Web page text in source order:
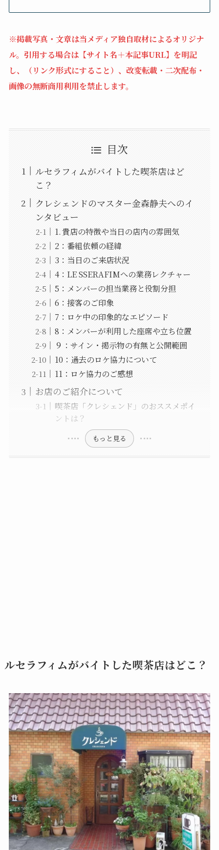
※掲載写真・文章は当メディア独自取材によるオリジナ
ル。引用する場合は【サイト名＋本記事URL】を明記
し、（リンク形式にすること）、改変転載・二次配布・
画像の無断商用利用を禁止します。
目次
ルセラフィムがバイトした喫茶店はど
こ？
クレシェンドのマスター金森静夫へのイ
ンタビュー
1. 貴店の特徴や当日の店内の雰囲気
2：番組依頼の経緯
3：当日のご来店状況
4：LE SSERAFIMへの業務レクチャー
5：メンバーの担当業務と役割分担
6：接客のご印象
7：ロケ中の印象的なエピソード
8：メンバーが利用した座席や立ち位置
９：サイン・掲示物の有無と公開範囲
10：過去のロケ協力について
11：ロケ協力のご感想
お店のご紹介について
喫茶店「クレシェンド」のおススメポイ
ントは？
もっと見る
ルセラフィムがバイトした喫茶店はどこ？